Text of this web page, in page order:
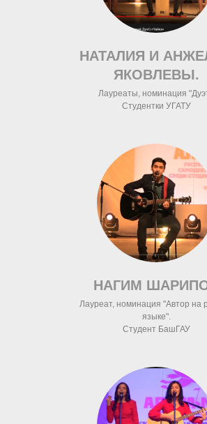
НАТАЛИЯ И
ЯКОВЛЕВЫ.
Лауреаты, номинация
Студентки УГАТУ
НАГИМ
Лауреат, номинация "Автор на
языке".
Студент БашГАУ